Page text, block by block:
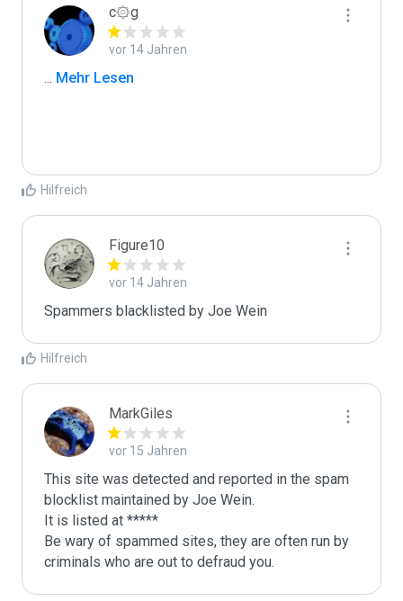
c۞g
vor 14 Jahren
... Mehr Lesen
Hilfreich
Figure10
vor 14 Jahren
Spammers blacklisted by Joe Wein
Hilfreich
MarkGiles
vor 15 Jahren
This site was detected and reported in the spam
blocklist maintained by Joe Wein.
It is listed at *****
Be wary of spammed sites, they are often run by
criminals who are out to defraud you.